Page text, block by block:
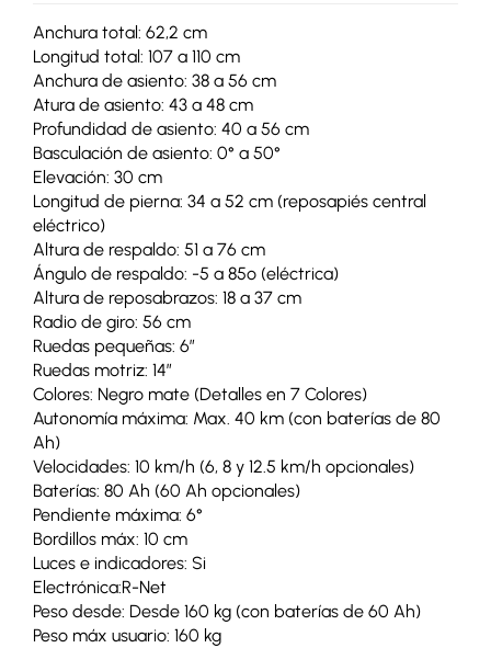
Anchura total: 62,2 cm
Longitud total: 107 a 110 cm
Anchura de asiento: 38 a 56 cm
Atura de asiento: 43 a 48 cm
Profundidad de asiento: 40 a 56 cm
Basculación de asiento: 0° a 50°
Elevación: 30 cm
Longitud de pierna: 34 a 52 cm (reposapiés central
eléctrico)
Altura de respaldo: 51 a 76 cm
Ángulo de respaldo: -5 a 85º (eléctrica)
Altura de reposabrazos: 18 a 37 cm
Radio de giro: 56 cm
Ruedas pequeñas: 6″
Ruedas motriz: 14″
Colores: Negro mate (Detalles en 7 Colores)
Autonomía máxima: Max. 40 km (con baterías de 80
Ah)
Velocidades: 10 km/h (6, 8 y 12.5 km/h opcionales)
Baterías: 80 Ah (60 Ah opcionales)
Pendiente máxima: 6°
Bordillos máx: 10 cm
Luces e indicadores: Si
Electrónica:R-Net
Peso desde: Desde 160 kg (con baterías de 60 Ah)
Peso máx usuario: 160 kg